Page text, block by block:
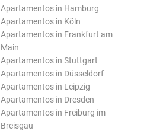
Apartamentos in Hamburg
Apartamentos in Köln
Apartamentos in Frankfurt am
Main
Apartamentos in Stuttgart
Apartamentos in Düsseldorf
Apartamentos in Leipzig
Apartamentos in Dresden
Apartamentos in Freiburg im
Breisgau